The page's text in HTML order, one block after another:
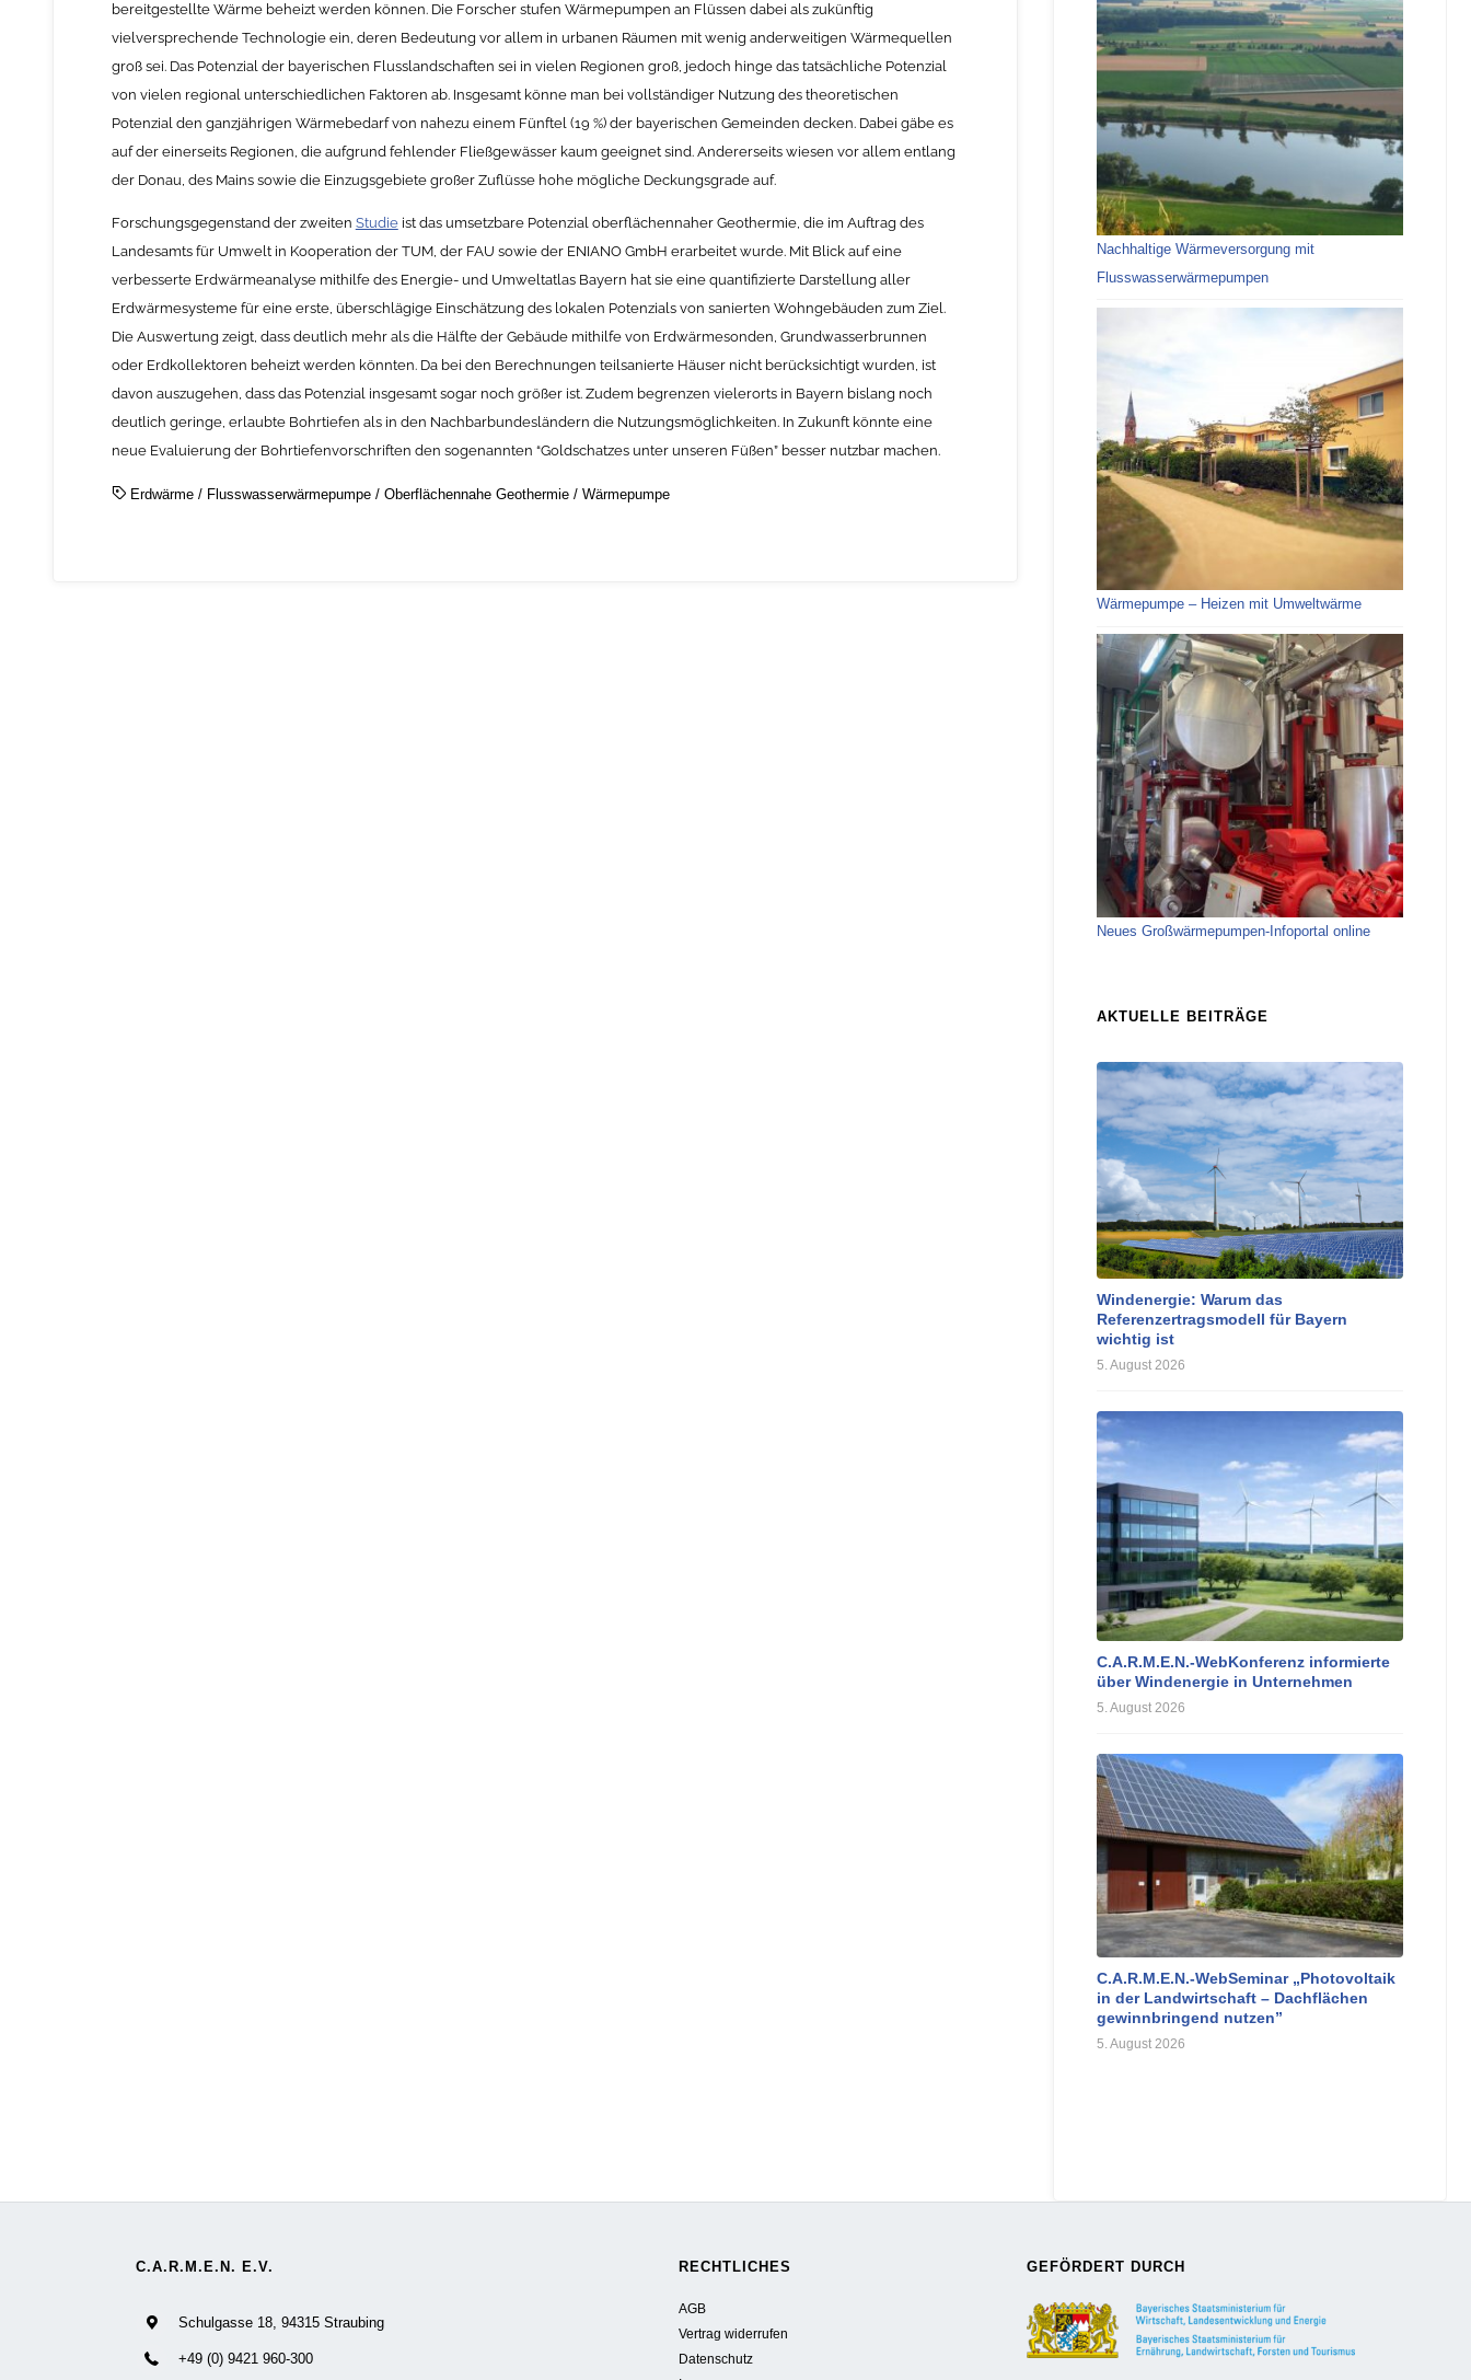
bereitgestellte Wärme beheizt werden können. Die Forscher stufen Wärmepumpen an Flüssen dabei als zukünftig
vielversprechende Technologie ein, deren Bedeutung vor allem in urbanen Räumen mit wenig anderweitigen Wärmequellen
groß sei. Das Potenzial der bayerischen Flusslandschaften sei in vielen Regionen groß, jedoch hinge das tatsächliche Potenzial
von vielen regional unterschiedlichen Faktoren ab. Insgesamt könne man bei vollständiger Nutzung des theoretischen
Potenzial den ganzjährigen Wärmebedarf von nahezu einem Fünftel (19 %) der bayerischen Gemeinden decken. Dabei gäbe es
auf der einerseits Regionen, die aufgrund fehlender Fließgewässer kaum geeignet sind. Andererseits wiesen vor allem entlang
der Donau, des Mains sowie die Einzugsgebiete großer Zuflüsse hohe mögliche Deckungsgrade auf.
Forschungsgegenstand der zweiten Studieist das umsetzbare Potenzial oberflächennaher Geothermie, die im Auftrag des
Landesamts für Umwelt in Kooperation der TUM, der FAU sowie der ENIANO GmbH erarbeitet wurde. Mit Blick auf eine
verbesserte Erdwärmeanalyse mithilfe des Energie- und Umweltatlas Bayern hat sie eine quantifizierte Darstellung aller
Erdwärmesysteme für eine erste, überschlägige Einschätzung des lokalen Potenzials von sanierten Wohngebäuden zum Ziel.
Die Auswertung zeigt, dass deutlich mehr als die Hälfte der Gebäude mithilfe von Erdwärmesonden, Grundwasserbrunnen
oder Erdkollektoren beheizt werden könnten. Da bei den Berechnungen teilsanierte Häuser nicht berücksichtigt wurden, ist
davon auszugehen, dass das Potenzial insgesamt sogar noch größer ist. Zudem begrenzen vielerorts in Bayern bislang noch
deutlich geringe, erlaubte Bohrtiefen als in den Nachbarbundesländern die Nutzungsmöglichkeiten. In Zukunft könnte eine
neue Evaluierung der Bohrtiefenvorschriften den sogenannten “Goldschatzes unter unseren Füßen” besser nutzbar machen.
Erdwärme/ Flusswasserwärmepumpe/ Oberflächennahe Geothermie/ Wärmepumpe
Nachhaltige Wärmeversorgung mit
Flusswasserwärmepumpen
Wärmepumpe – Heizen mit Umweltwärme
Neues Großwärmepumpen-Infoportal online
AKTUELLE BEITRÄGE
Windenergie: Warum das
Referenzertragsmodell für Bayern
wichtig ist
5. August 2026
C.A.R.M.E.N.-WebKonferenz informierte
über Windenergie in Unternehmen
5. August 2026
C.A.R.M.E.N.-WebSeminar „Photovoltaik
in der Landwirtschaft – Dachflächen
gewinnbringend nutzen”
5. August 2026
C.A.R.M.E.N. E.V.
Schulgasse 18, 94315 Straubing
+49 (0) 9421 960-300
RECHTLICHES
AGB
Vertrag widerrufen
Datenschutz
GEFÖRDERT DURCH